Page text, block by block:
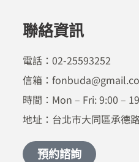
聯絡資訊
電話：02-25593252
信箱：
時間：Mon – Fri: 9:00 –
地址：台北市大同區承德
預約諮詢